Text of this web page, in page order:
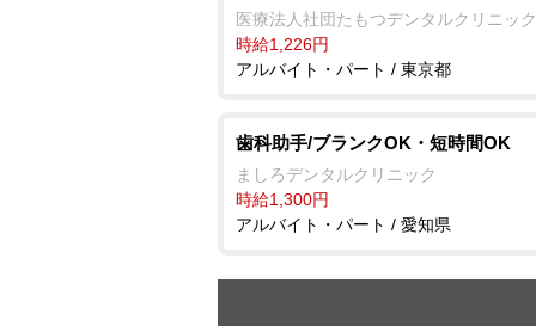
医療法人社団たもつデンタルクリニック
時給1,226円
アルバイト・パート / 東京都
歯科助手/ブランクOK・短時間OK
ましろデンタルクリニック
時給1,300円
アルバイト・パート / 愛知県